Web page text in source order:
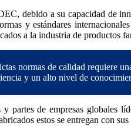
debido a su capacidad de
y estándares
a la industria de productos
normas de calidad requiere
y un alto nivel de
partes de empresas globales
estos se entregan con